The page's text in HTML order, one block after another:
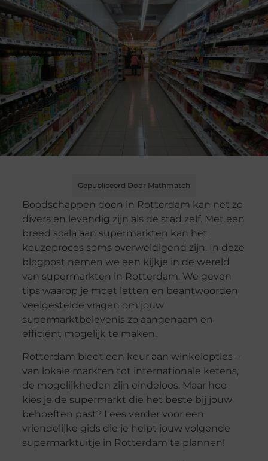
Gepubliceerd Door Mathmatch
Boodschappen doen in Rotterdam kan net zo
divers en levendig zijn als de stad zelf. Met een
breed scala aan supermarkten kan het
keuzeproces soms overweldigend zijn. In deze
blogpost nemen we een kijkje in de wereld
van supermarkten in Rotterdam. We geven
tips waarop je moet letten en beantwoorden
veelgestelde vragen om jouw
supermarktbelevenis zo aangenaam en
efficiënt mogelijk te maken.
Rotterdam biedt een keur aan winkelopties –
van lokale markten tot internationale ketens,
de mogelijkheden zijn eindeloos. Maar hoe
kies je de supermarkt die het beste bij jouw
behoeften past? Lees verder voor een
vriendelijke gids die je helpt jouw volgende
supermarktuitje in Rotterdam te plannen!